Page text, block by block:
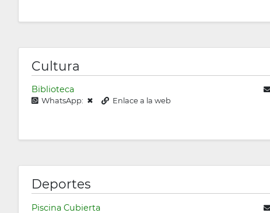
Cultura
Biblioteca
WhatsApp: ✖
Enlace a la web
Deportes
Piscina Cubierta